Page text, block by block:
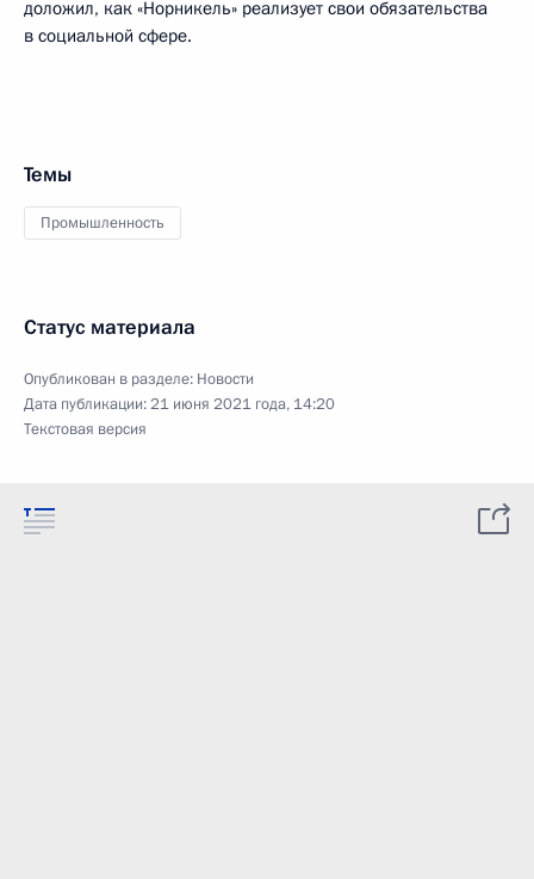
доложил, как «Норникель» реализует свои обязательства
в социальной сфере.
Темы
Промышленность
Статус материала
Опубликован в разделе: Новости
Дата публикации:21 июня 2021 года, 14:20
Текстовая версия